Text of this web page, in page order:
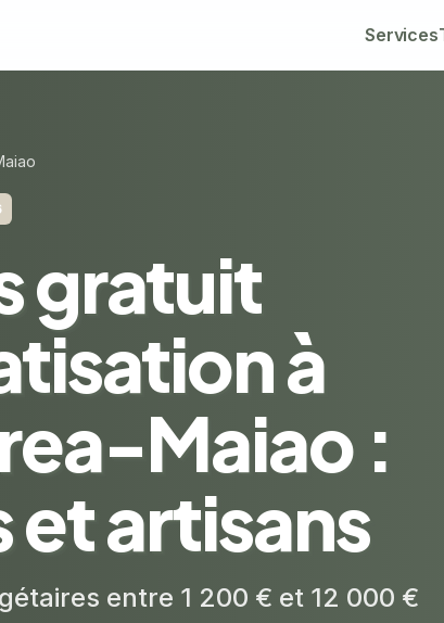
Services
gratuit
à
Maiao :
et artisans
entre 1 200 € et 12 000 €